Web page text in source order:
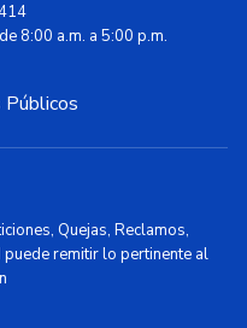
8:00 a.m. a 5:00 p.m.
Públicos
Quejas, Reclamos,
remitir lo pertinente al